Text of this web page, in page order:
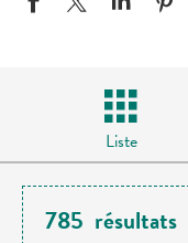
Liste
785 résultats